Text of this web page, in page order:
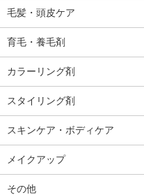
毛髪・頭皮ケア
育毛・養毛剤
カラーリング剤
スタイリング剤
スキンケア・ボディケア
メイクアップ
その他